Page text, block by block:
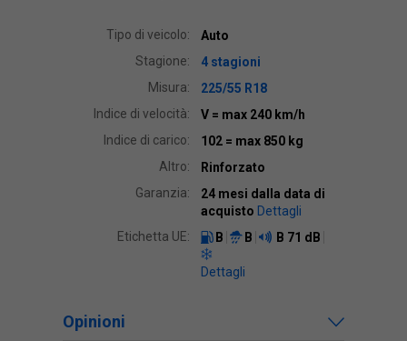
Tipo di veicolo:
Auto
Stagione:
4 stagioni
Misura:
225/55 R18
Indice di velocità:
V = max 240 km/h
Indice di carico:
102 = max 850 kg
Altro:
Rinforzato
Garanzia:
24 mesi dalla data di
acquisto Dettagli
Etichetta UE:
B B B 71 dB
Dettagli
Opinioni